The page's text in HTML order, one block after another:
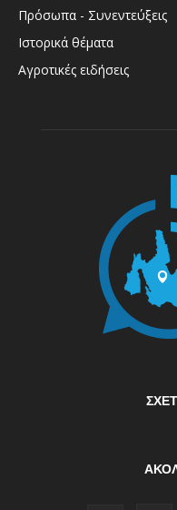
Πρόσωπα - Συνεντεύξεις
Ιστορικά θέματα
Αγροτικές ειδήσεις